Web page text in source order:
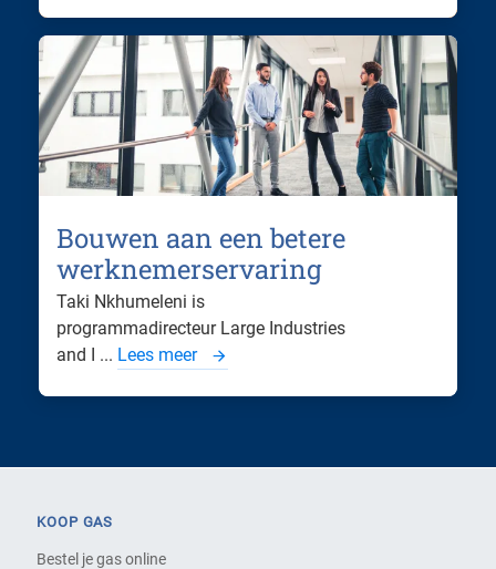
Bouwen aan een betere
werknemerservaring
Taki Nkhumeleni is
programmadirecteur Large Industries
and I ... Lees meer
KOOP GAS
Bestel je gas online